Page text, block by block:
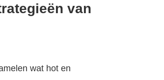
van
wat hot en